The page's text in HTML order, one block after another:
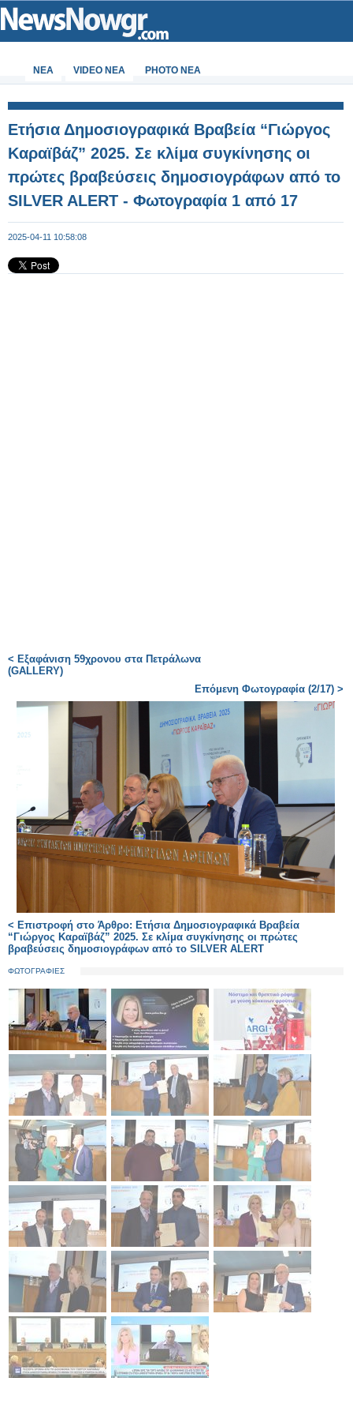
ΝΕΑ VIDEO NEA PHOTO NEA
Ετήσια Δημοσιογραφικά Βραβεία “Γιώργος
Καραϊβάζ” 2025. Σε κλίμα συγκίνησης οι
πρώτες βραβεύσεις δημοσιογράφων από το
SILVER ALERT - Φωτογραφία 1 από 17
2025-04-11 10:58:08
< Εξαφάνιση 59χρονου στα Πετράλωνα
(GALLERY)
Επόμενη Φωτογραφία (2/17) >
< Επιστροφή στο Άρθρο: Ετήσια Δημοσιογραφικά Βραβεία
“Γιώργος Καραϊβάζ” 2025. Σε κλίμα συγκίνησης οι πρώτες
βραβεύσεις δημοσιογράφων από το SILVER ALERT
ΦΩΤΟΓΡΑΦΙΕΣ